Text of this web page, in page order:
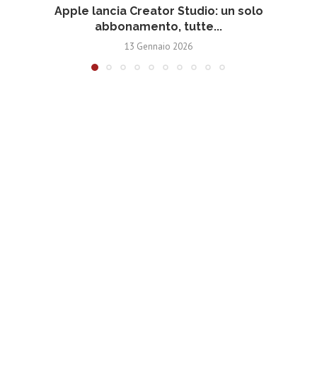
Apple lancia Creator Studio: un solo
abbonamento, tutte...
13 Gennaio 2026